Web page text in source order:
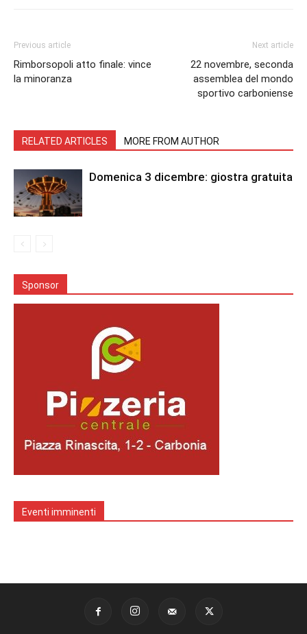
Previous article
Rimborsopoli atto finale: vince
la minoranza
Next article
22 novembre, seconda
assemblea del mondo
sportivo carboniense
RELATED ARTICLES MORE FROM AUTHOR
Domenica 3 dicembre: giostra gratuita
Sponsor
Eventi imminenti